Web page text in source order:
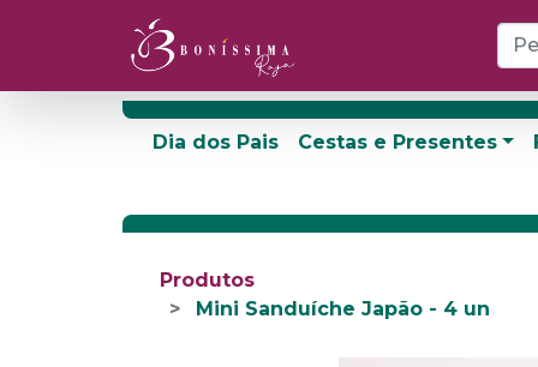
Dia dos Pais Cestas e Presentes
Produtos
Mini Sanduíche Japão - 4 un